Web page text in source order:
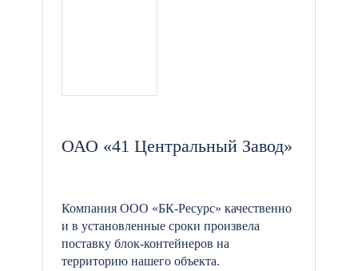
ОАО «41 Центральный Завод»
Компания ООО «БК-Ресурс» качественно
и в установленные сроки произвела
поставку блок-контейнеров на
территорию нашего объекта.